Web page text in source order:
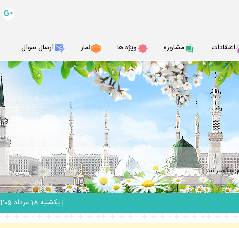
اعتقادات مشاوره ويژه ها نماز ارسال سوال
| يكشنبه 18 مرداد 1405